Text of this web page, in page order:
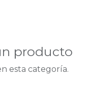
producto
esta categoría.